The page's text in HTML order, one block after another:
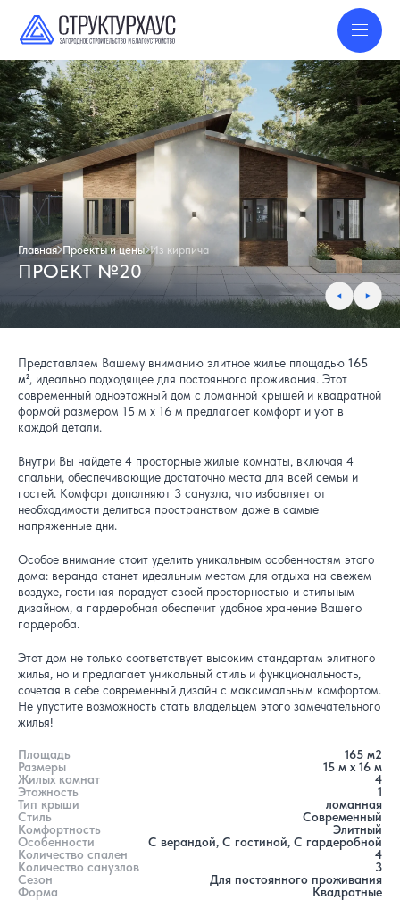
Главная Проекты и цены Из кирпича
ПРОЕКТ №20
Представляем Вашему вниманию элитное жилье площадью 165
м², идеально подходящее для постоянного проживания. Этот
современный одноэтажный дом с ломанной крышей и квадратной
формой размером 15 м x 16 м предлагает комфорт и уют в
каждой детали.
Внутри Вы найдете 4 просторные жилые комнаты, включая 4
спальни, обеспечивающие достаточно места для всей семьи и
гостей. Комфорт дополняют 3 санузла, что избавляет от
необходимости делиться пространством даже в самые
напряженные дни.
Особое внимание стоит уделить уникальным особенностям этого
дома: веранда станет идеальным местом для отдыха на свежем
воздухе, гостиная порадует своей просторностью и стильным
дизайном, а гардеробная обеспечит удобное хранение Вашего
гардероба.
Этот дом не только соответствует высоким стандартам элитного
жилья, но и предлагает уникальный стиль и функциональность,
сочетая в себе современный дизайн с максимальным комфортом.
Не упустите возможность стать владельцем этого замечательного
жилья!
Площадь 165 м2
Размеры
15 м x 16 м
Жилых комнат
4
Этажность
1
Тип крыши
ломанная
Стиль
Современный
Комфортность
Элитный
Особенности
С верандой, С гостиной, С гардеробной
Количество спален
4
Количество санузлов
3
Сезон
Для постоянного проживания
Форма
Квадратные